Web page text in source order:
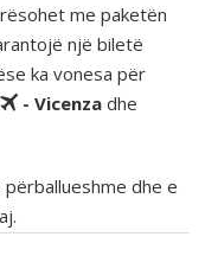
me paketën
një biletë
ka vonesa për
- Vicenza dhe
dhe e